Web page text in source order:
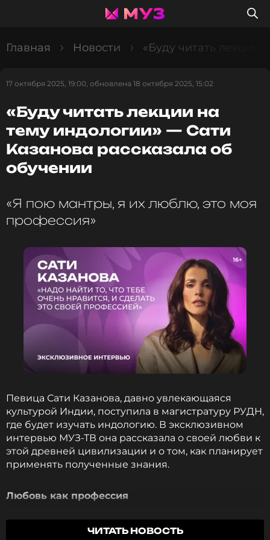
Главная Новости «Буду читать лекции
17 октября 2025, 19:00, обновлена 18 октября 2025, 15:02
«Буду читать лекции на
тему индологии» — Сати
Казанова рассказала об
обучении
«Я пою мантры, я их люблю, это моя
профессия»
Певица Сати Казанова, давно увлекающаяся
культурой Индии, поступила в магистратуру РУДН,
где будет изучать индологию. В эксклюзивном
интервью МУЗ-ТВ она рассказала о своей любви к
этой древней цивилизации и о том, как планирует
применять полученные знания.
Любовь как профессия
Отвечая на вопрос о выборе специализации, Сати
ЧИТАТЬ НОВОСТЬ